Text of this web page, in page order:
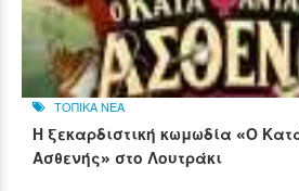
ΤΟΠΙΚΑ ΝΕΑ
Η ξεκαρδιστική κωμωδία «Ο
Ασθενής» στο Λουτράκι